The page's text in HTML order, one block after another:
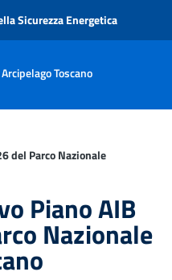
Sicurezza Energetica
Toscano
del Parco Nazionale
Piano AIB
Nazionale